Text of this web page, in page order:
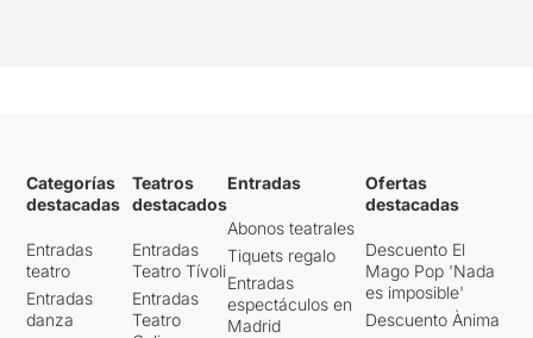
Categorías
destacadas
Entradas
teatro
Entradas
danza
Teatros
destacados
Entradas
Teatro Tívoli
Entradas
Teatro
Entradas
Abonos teatrales
Tiquets regalo
Entradas
espectáculos en
Madrid
Ofertas
destacadas
Descuento El
Mago Pop 'Nada
es imposible'
Descuento Ànima